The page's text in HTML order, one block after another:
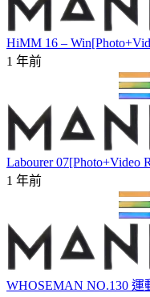
HiMM 16 –
1 年前
Labourer 07[Photo+Video
1 年前
WHOSEMAN NO.130 運